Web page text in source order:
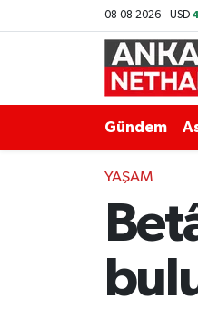
08-08-2026 USD
Gündem
YAŞAM
Ekonomi
Gündem
Kim Kimdir Nereli
Ankara Hava
Tüm Manşetler
Son Dakika Haberleri
Haber Arşivi